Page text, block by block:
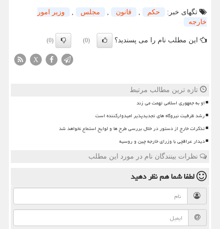
تگهای خبر:
حكم , قانون , مجلس ,
وزیر امور
خارجه
این مطلب نام را می پسندید؟ (0)
(0)
X
تازه ترین مطالب مرتبط
او به جمهوری اسلامی تهمت می زند
رشد ظرفیت نیروگاه های تجدیدپذیر امیدوارکننده است
تذکرات خارج از دستور در خلال بررسی طرح ها و لوایح استماع نخواهد شد
دیدار عراقچی با وزرای خارجه چین و روسیه
نظرات بینندگان نام در مورد این مطلب
لطفا شما همنظر دهید